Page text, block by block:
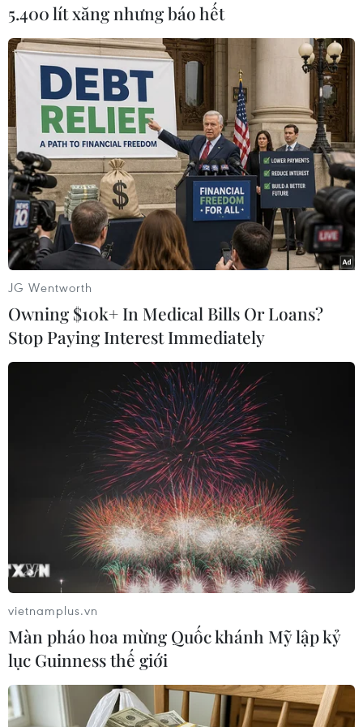
quốc gia (gồm miền Bắc Ấn Độ và các thành
phố, thị trấn xung quanh New Delhi), vốn cũng
có chất lượng không khí xấu để kiểm soát ô
nhiễm hiệu quả./.
(TTXVN/Vietnam+)
#Ô nhiễm môi trường
#Bụi mịn
#Khói mù dày đặc ở New Delhi
Ấn Độ
Theo dõi VietnamPlus
TIN LIÊN QUAN
5.400 lít xăng nhưng báo hết
JG Wentworth
Owning $10k+ In Medical Bills Or Loans?
Stop Paying Interest Immediately
vietnamplus.vn
Màn pháo hoa mừng Quốc khánh Mỹ lập kỷ
lục Guinness thế giới